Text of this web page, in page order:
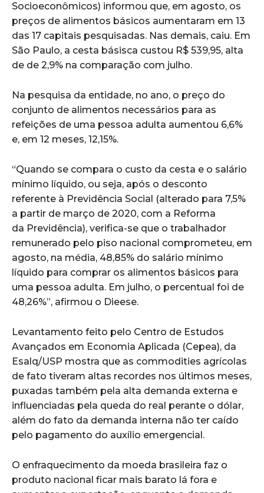
Socioeconômicos) informou que, em agosto, os
preços de alimentos básicos aumentaram em 13
das 17 capitais pesquisadas. Nas demais, caiu. Em
São Paulo, a cesta básisca custou R$ 539,95, alta
de de 2,9% na comparação com julho.
Na pesquisa da entidade, no ano, o preço do
conjunto de alimentos necessários para as
refeições de uma pessoa adulta aumentou 6,6%
e, em 12 meses, 12,15%.
“Quando se compara o custo da cesta e o salário
mínimo líquido, ou seja, após o desconto
referente à Previdência Social (alterado para 7,5%
a partir de março de 2020, com a Reforma
da Previdência), verifica-se que o trabalhador
remunerado pelo piso nacional comprometeu, em
agosto, na média, 48,85% do salário mínimo
líquido para comprar os alimentos básicos para
uma pessoa adulta. Em julho, o percentual foi de
48,26%”, afirmou o Dieese.
Levantamento feito pelo Centro de Estudos
Avançados em Economia Aplicada (Cepea), da
Esalq/USP mostra que as commodities agrícolas
de fato tiveram altas recordes nos últimos meses,
puxadas também pela alta demanda externa e
influenciadas pela queda do real perante o dólar,
além do fato da demanda interna não ter caído
pelo pagamento do auxílio emergencial.
O enfraquecimento da moeda brasileira faz o
produto nacional ficar mais barato lá fora e